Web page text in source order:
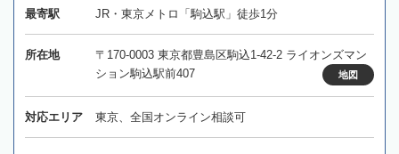
最寄駅 JR・東京メトロ「駒込駅」徒歩1分
所在地
〒170-0003 東京都豊島区駒込1-42-2 ライオンズマン
ション駒込駅前407
地図
対応エリア 東京、全国オンライン相談可